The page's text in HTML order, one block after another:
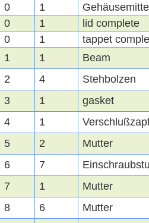
0
1
0
1
lid complete
0
1
tappet
1
1
Beam
2
4
Stehbolzen
3
1
gasket
4
1
5
2
Mutter
6
7
7
1
Mutter
8
6
Mutter